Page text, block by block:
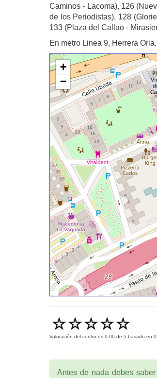
Caminos - Lacoma), 126
de los Periodistas), 128
133 (Plaza del Callao -
En metro Linea 9, Herrera
+
−
Valoración del centro es 0.00 de 5 basado en 0
Antes de nada debes